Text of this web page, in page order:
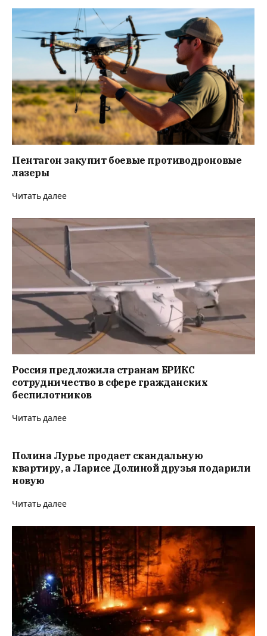
Пентагон закупит боевые противодроновые
лазеры
Читать далее
Россия предложила странам БРИКС
сотрудничество в сфере гражданских
беспилотников
Читать далее
Полина Лурье продает скандальную
квартиру, а Ларисе Долиной друзья подарили
новую
Читать далее